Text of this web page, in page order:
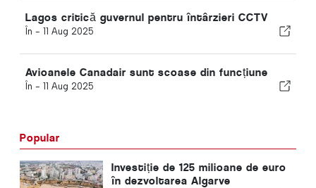
Lagos critică guvernul pentru întârzieri CCTV
În - 11 Aug 2025
Avioanele Canadair sunt scoase din funcțiune
În - 11 Aug 2025
Popular
Investiție de 125 milioane de euro
în dezvoltarea Algarve